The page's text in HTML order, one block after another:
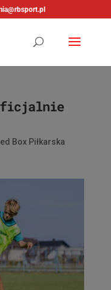
oficjalnie
Box Piłkarska